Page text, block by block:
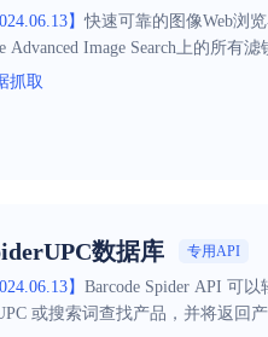
】快速可靠的图像Web浏
Advanced Image Search上的所有滤
抓取
数据库 专用API
】 Barcode Spider API 可
或搜索词查找产品，并将返回